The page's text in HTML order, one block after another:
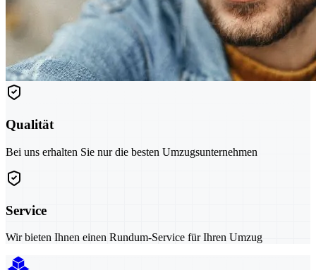
Qualität
Bei uns erhalten Sie nur die besten Umzugsunternehmen
Service
Wir bieten Ihnen einen Rundum-Service für Ihren Umzug